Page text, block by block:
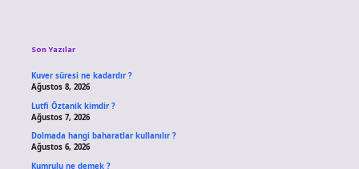
Son Yazılar
Kuver süresi ne kadardır ?
Ağustos 8, 2026
Lutfi Öztanik kimdir ?
Ağustos 7, 2026
Dolmada hangi baharatlar kullanılır ?
Ağustos 6, 2026
Kumrulu ne demek ?